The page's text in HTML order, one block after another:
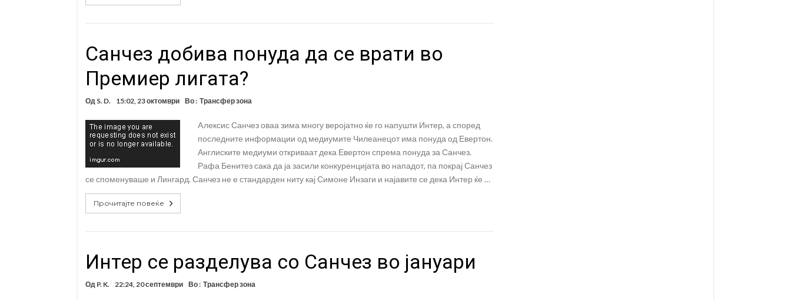
Санчез добива понуда да се врати во
Премиер лигата?
Од S. D. 15:02, 23 октомври Во : Трансфер зона
Aлексис Санчез оваа зима многу веројатно ќе го напушти Интер, а според
последните информации од медиумите Чилеанецот има понуда од Евертон.
Англиските медиуми откриваат дека Евертон спрема понуда за Санчез.
Рафа Бенитез сака да ја засили конкуренцијата во нападот, па покрај Санчез
се споменуваше и Лингард. Санчез не е стандарден ниту кај Симоне Инзаги и најавите се дека Интер ќе …
Прочитајте повеќе
Интер се разделува со Санчез во јануари
Од P. K. 22:24, 20 септември Во : Трансфер зона